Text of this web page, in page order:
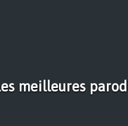
meilleures